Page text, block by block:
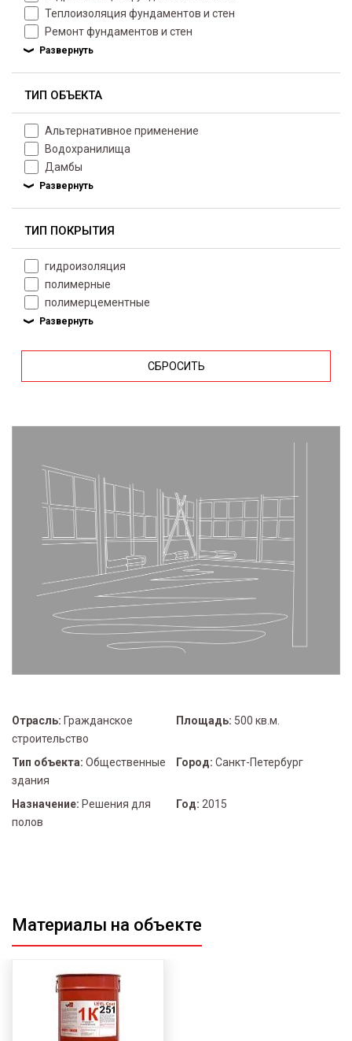
Теплоизоляция фундаментов и стен
Ремонт фундаментов и стен
ТИП ОБЪЕКТА
Альтернативное применение
Водохранилища
Дамбы
ТИП ПОКРЫТИЯ
гидроизоляция
полимерные
полимерцементные
СБРОСИТЬ
Отрасль: Гражданское
строительство
Площадь: 500 кв.м.
Тип объекта: Общественные
здания
Город: Санкт-Петербург
Назначение: Решения для
полов
Год: 2015
Материалы на объекте